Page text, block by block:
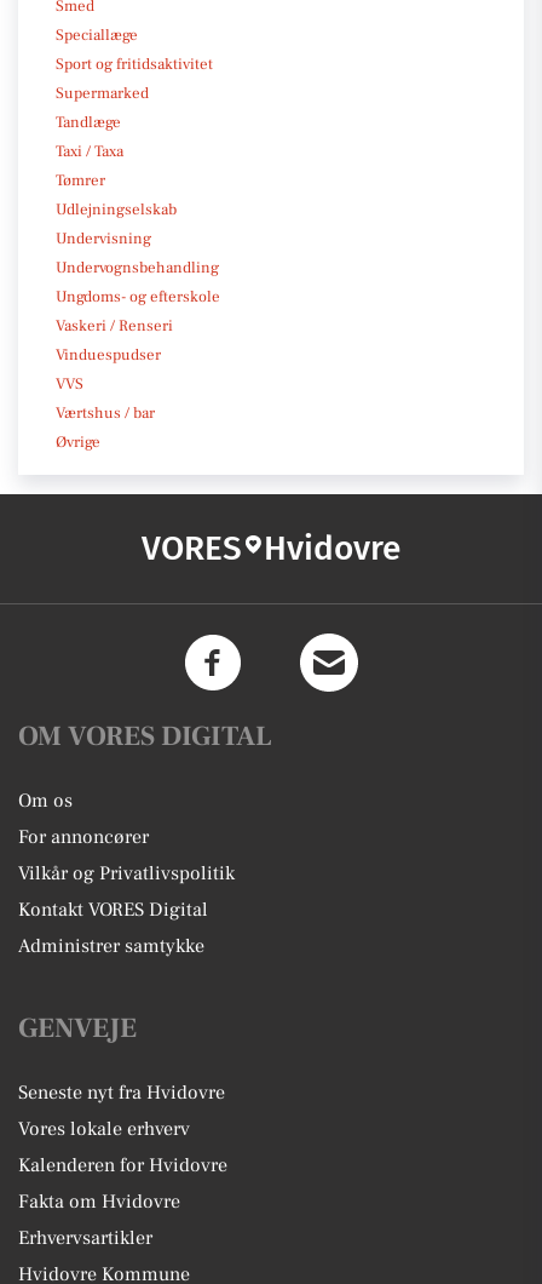
Smed
Speciallæge
Sport og fritidsaktivitet
Supermarked
Tandlæge
Taxi / Taxa
Tømrer
Udlejningselskab
Undervisning
Undervognsbehandling
Ungdoms- og efterskole
Vaskeri / Renseri
Vinduespudser
VVS
Værtshus / bar
Øvrige
VORES Hvidovre
OM VORES DIGITAL
Om os
For annoncører
Vilkår og Privatlivspolitik
Kontakt VORES Digital
Administrer samtykke
GENVEJE
Seneste nyt fra Hvidovre
Vores lokale erhverv
Kalenderen for Hvidovre
Fakta om Hvidovre
Erhvervsartikler
Hvidovre Kommune